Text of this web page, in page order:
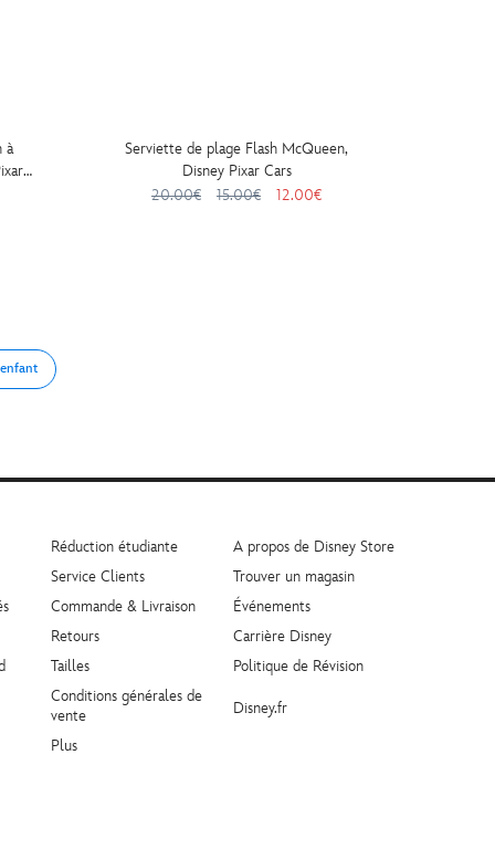
à
Serviette de plage Flash McQueen,
Disney Pixar Cars
20.00€
15.00€ 12.00€
Réduction étudiante
Service Clients
Commande & Livraison
Retours
Tailles
Conditions générales de
vente
Plus
A propos de Disney Store
Trouver un magasin
Événements
Carrière Disney
Politique de Révision
Disney.fr